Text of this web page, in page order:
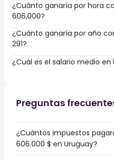
¿Cuánto ganaría por hora
606,000?
¿Cuánto ganaría por año
291?
¿Cuál es el salario medio en
Preguntas
¿Cuántos impuestos
606.000 $ en Uruguay?